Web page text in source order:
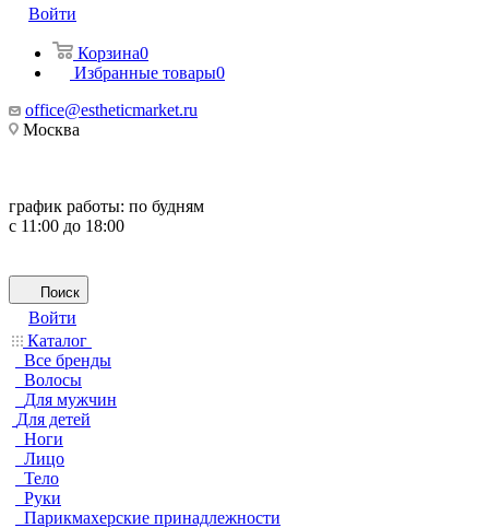
Войти
Корзина0
Избранные товары0
office@estheticmarket.ru
Москва
график работы: по будням
с 11:00 до 18:00
Поиск
Войти
Каталог
Все бренды
Волосы
Для мужчин
Для детей
Ноги
Лицо
Тело
Руки
Парикмахерские принадлежности